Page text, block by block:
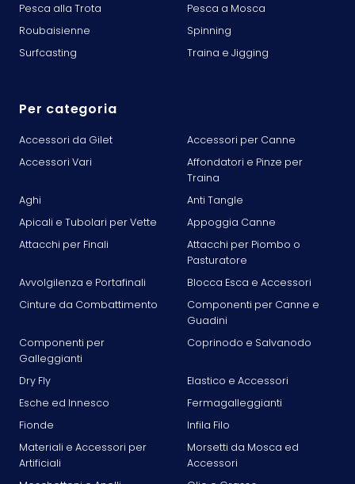
Pesca alla Trota
Pesca a Mosca
Roubaisienne
Spinning
Surfcasting
Traina e Jigging
Per categoria
Accessori da Gilet
Accessori per Canne
Accessori Vari
Affondatori e Pinze per
Traina
Aghi
Anti Tangle
Apicali e Tubolari per Vette
Appoggia Canne
Attacchi per Finali
Attacchi per Piombo o
Pasturatore
Avvolgilenza e Portafinali
Blocca Esca e Accessori
Cinture da Combattimento
Componenti per Canne e
Guadini
Componenti per
Galleggianti
Coprinodo e Salvanodo
Dry Fly
Elastico e Accessori
Esche ed Innesco
Fermagalleggianti
Fionde
Infila Filo
Materiali e Accessori per
Artificiali
Morsetti da Mosca ed
Accessori